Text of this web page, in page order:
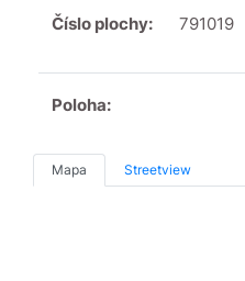
Číslo plochy: 791019
Poloha:
Mapa Streetview